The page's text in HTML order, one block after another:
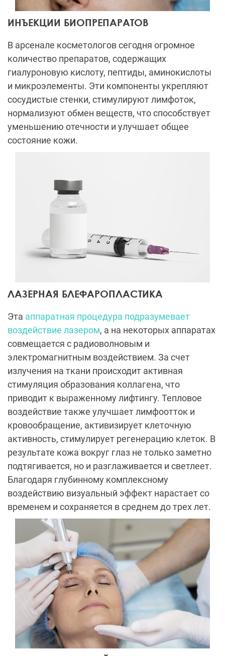
ИНЪЕКЦИИ БИОПРЕПАРАТОВ
В арсенале косметологов сегодня огромное
количество препаратов, содержащих
гиалуроновую кислоту, пептиды, аминокислоты
и микроэлементы. Эти компоненты укрепляют
сосудистые стенки, стимулируют лимфоток,
нормализуют обмен веществ, что способствует
уменьшению отечности и улучшает общее
состояние кожи.
ЛАЗЕРНАЯ БЛЕФАРОПЛАСТИКА
Эта аппаратная процедура подразумевает
воздействие лазером, а на некоторых аппаратах
совмещается с радиоволновым и
электромагнитным воздействием. За счет
излучения на ткани происходит активная
стимуляция образования коллагена, что
приводит к выраженному лифтингу. Тепловое
воздействие также улучшает лимфоотток и
кровообращение, активизирует клеточную
активность, стимулирует регенерацию клеток. В
результате кожа вокруг глаз не только заметно
подтягивается, но и разглаживается и светлеет.
Благодаря глубинному комплексному
воздействию визуальный эффект нарастает со
временем и сохраняется в среднем до трех лет.